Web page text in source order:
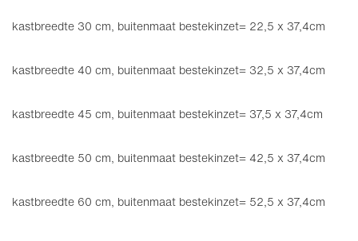
kastbreedte 30 cm, buitenmaat bestekinzet= 22,5 x 37,4cm
kastbreedte 40 cm, buitenmaat bestekinzet= 32,5 x 37,4cm
kastbreedte 45 cm, buitenmaat bestekinzet= 37,5 x 37,4cm
kastbreedte 50 cm, buitenmaat bestekinzet= 42,5 x 37,4cm
kastbreedte 60 cm, buitenmaat bestekinzet= 52,5 x 37,4cm